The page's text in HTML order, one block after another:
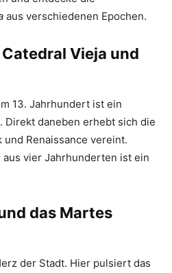
aus verschiedenen Epochen.
Vieja und
13. Jahrhundert ist ein
Direkt daneben erhebt sich die
und Renaissance vereint.
vier Jahrhunderten ist ein
das Martes
der Stadt. Hier pulsiert das